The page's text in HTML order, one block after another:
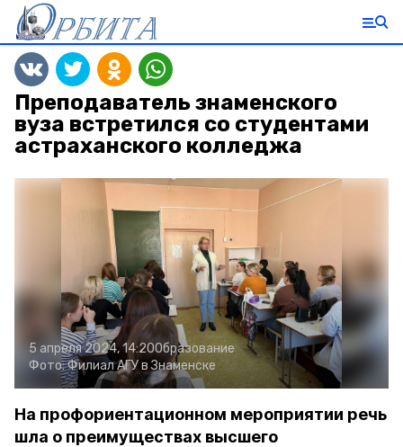
Преподаватель знаменского
вуза встретился со студентами
астраханского колледжа
5 апреля 2024, 14:20Образование
Фото:Филиал АГУ в Знаменске
На профориентационном мероприятии речь
шла о преимуществах высшего